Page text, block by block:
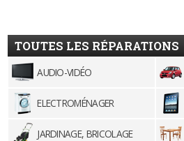
TOUTES LES RÉPARATIONS
AUDIO-VIDÉO
ELECTROMÉNAGER
JARDINAGE, BRICOLAGE